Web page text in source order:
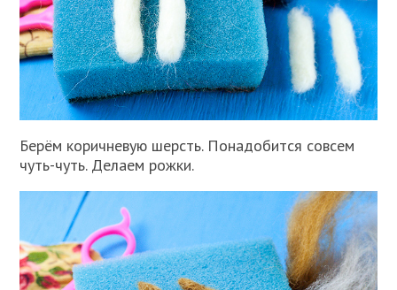
Берём коричневую шерсть. Понадобится совсем
чуть-чуть. Делаем рожки.